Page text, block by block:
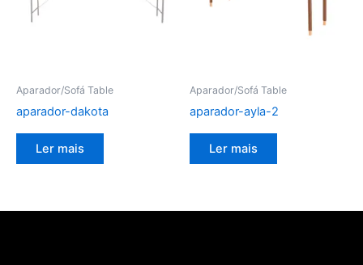
Aparador/Sofá Table
aparador-dakota
Ler mais
Aparador/Sofá Table
aparador-ayla-2
Ler mais